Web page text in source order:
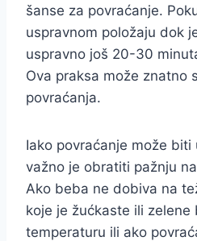
šanse za povraćanje.
uspravnom položaju dok
uspravno još 20-30
Ova praksa može znatno
povraćanja.
Iako povraćanje može
važno je obratiti pažnju
Ako beba ne dobiva na
koje je žućkaste ili zelene
temperaturu ili ako